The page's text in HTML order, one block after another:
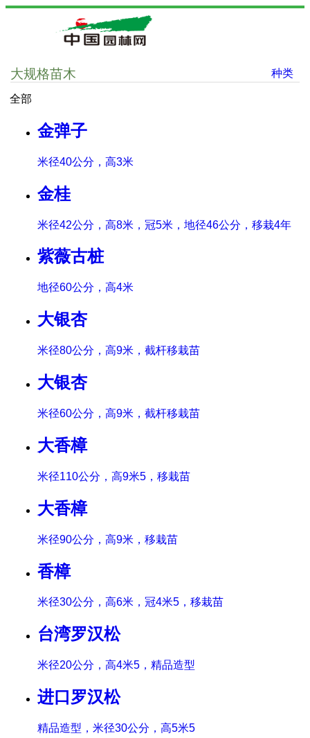
大规格苗木 种类
全部
金弹子
米径40公分，高3米
金桂
米径42公分，高8米，冠5米，地径46公分，移栽4年
紫薇古桩
地径60公分，高4米
大银杏
米径80公分，高9米，截杆移栽苗
大银杏
米径60公分，高9米，截杆移栽苗
大香樟
米径110公分，高9米5，移栽苗
大香樟
米径90公分，高9米，移栽苗
香樟
米径30公分，高6米，冠4米5，移栽苗
台湾罗汉松
米径20公分，高4米5，精品造型
进口罗汉松
精品造型，米径30公分，高5米5